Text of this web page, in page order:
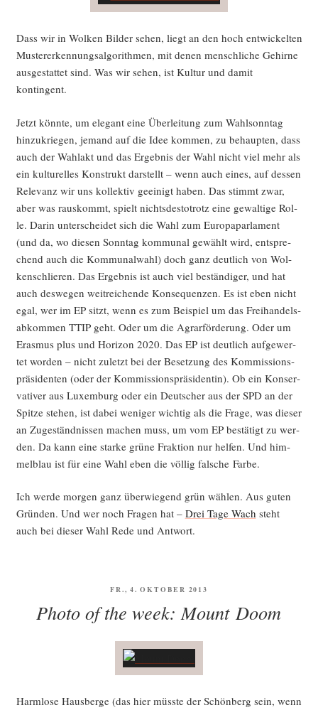
Dass wir in Wol­ken Bil­der sehen, liegt an den hoch ent­wi­ckel­ten
Mus­ter­er­ken­nungs­al­go­rith­men, mit denen mensch­li­che Gehir­ne
aus­ge­stat­tet sind. Was wir sehen, ist Kul­tur und damit
kontingent.
Jetzt könn­te, um ele­gant eine Über­lei­tung zum Wahl­sonn­tag
hin­zu­krie­gen, jemand auf die Idee kom­men, zu behaup­ten, dass
auch der Wahl­akt und das Ergeb­nis der Wahl nicht viel mehr als
ein kul­tu­rel­les Kon­strukt dar­stellt – wenn auch eines, auf des­sen
Rele­vanz wir uns kol­lek­tiv geei­nigt haben. Das stimmt zwar,
aber was raus­kommt, spielt nichts­des­to­trotz eine gewal­ti­ge Rol­
le. Dar­in unter­schei­det sich die Wahl zum Euro­pa­par­la­ment
(und da, wo die­sen Sonn­tag kom­mu­nal gewählt wird, ent­spre­
chend auch die Kom­mu­nal­wahl) doch ganz deut­lich von Wol­
ken­schlie­ren. Das Ergeb­nis ist auch viel bestän­di­ger, und hat
auch des­we­gen weit­rei­chen­de Kon­se­quen­zen. Es ist eben nicht
egal, wer im EP sitzt, wenn es zum Bei­spiel um das Frei­han­dels­
ab­kom­men TTIP geht. Oder um die Agrar­för­de­rung. Oder um
Eras­mus plus und Hori­zon 2020. Das EP ist deut­lich auf­ge­wer­
tet wor­den – nicht zuletzt bei der Beset­zung des Kom­mis­si­ons­
prä­si­den­ten (oder der Kom­mis­si­ons­prä­si­den­tin). Ob ein Kon­ser­
va­ti­ver aus Luxem­burg oder ein Deut­scher aus der SPD an der
Spit­ze ste­hen, ist dabei weni­ger wich­tig als die Fra­ge, was die­ser
an Zuge­ständ­nis­sen machen muss, um vom EP bestä­tigt zu wer­
den. Da kann eine star­ke grü­ne Frak­ti­on nur hel­fen. Und him­
mel­blau ist für eine Wahl eben die völ­lig fal­sche Farbe.
Ich wer­de mor­gen ganz über­wie­gend grün wäh­len. Aus guten
Grün­den. Und wer noch Fra­gen hat – Drei Tage Wach steht
auch bei die­ser Wahl Rede und Antwort.
VERÖFFENTLICHT
FR., 4. OKTOBER 2013
Photo of the week: Mount Doom
Harm­lo­se Haus­ber­ge (das hier müss­te der Schön­berg sein, wenn